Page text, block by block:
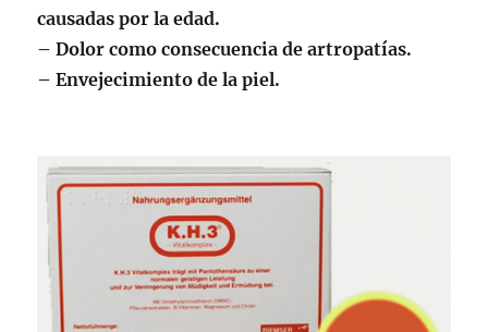
causadas por la edad.
– Dolor como consecuencia de artropatías.
– Envejecimiento de la piel.